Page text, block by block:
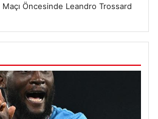
Öncesinde Leandro Trossard